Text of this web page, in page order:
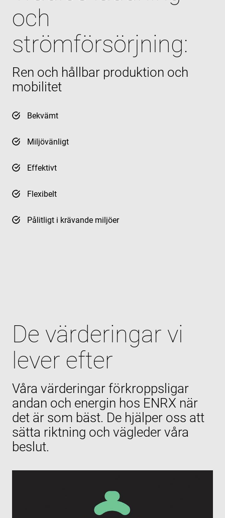
och
strömförsörjning:
Ren och hållbar produktion och
mobilitet
Bekvämt
Miljövänligt
Effektivt
Flexibelt
Pålitligt i krävande miljöer
De värderingar vi
lever efter
Våra värderingar förkroppsligar
andan och energin hos ENRX när
det är som bäst. De hjälper oss att
sätta riktning och vägleder våra
beslut.